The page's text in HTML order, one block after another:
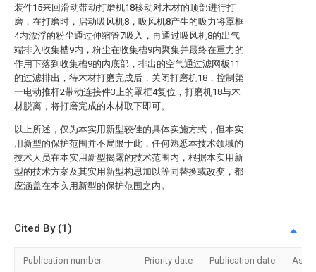
装件15来回滑动带动打磨机18移动对木材的顶部进行打
磨，在打磨时，启动吸风机8，吸风机8产生的吸力将罩框
4内漂浮的粉尘通过伸缩管7吸入，再通过吸风机8的出气
端排入收集槽9内，粉尘在收集槽9内聚集并最终在重力的
作用下落到收集槽9的内底部，排出的空气通过滤网板11
的过滤排出，待木材打磨完成后，关闭打磨机18，控制第
一电动推杆2带动连接件3上的罩框4复位，打磨机18与木
材脱离，将打磨完成的木材取下即可。
以上所述，仅为本实用新型较佳的具体实施方式，但本实
用新型的保护范围并不局限于此，任何熟悉本技术领域的
技术人员在本实用新型揭露的技术范围内，根据本实用新
型的技术方案及其实用新型构思加以等同替换或改变，都
应涵盖在本实用新型的保护范围之内。
Cited By (1)
Publication number Priority date Publication date